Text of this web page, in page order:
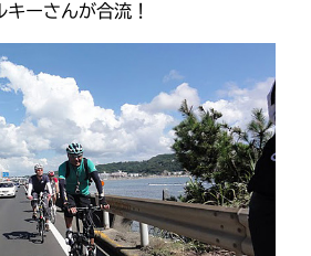
ーさんが合流！